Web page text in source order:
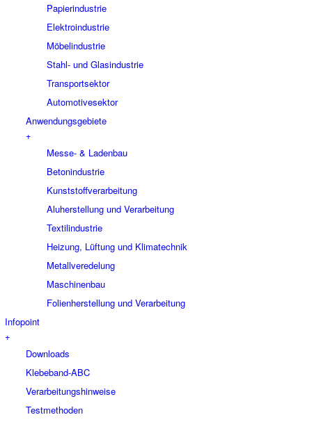
Papierindustrie
Elektroindustrie
Möbelindustrie
Stahl- und Glasindustrie
Transportsektor
Automotivesektor
Anwendungsgebiete
+
Messe- & Ladenbau
Betonindustrie
Kunststoffverarbeitung
Aluherstellung und Verarbeitung
Textilindustrie
Heizung, Lüftung und Klimatechnik
Metallveredelung
Maschinenbau
Folienherstellung und Verarbeitung
Infopoint
+
Downloads
Klebeband-ABC
Verarbeitungshinweise
Testmethoden